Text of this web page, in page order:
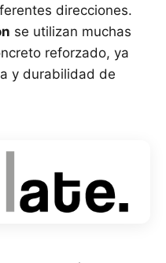
direcciones.
se utilizan muchas
reforzado, ya
y durabilidad de